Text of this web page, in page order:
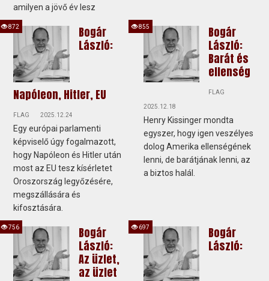
amilyen a jövő év lesz
Bogár
László:
Napóleon, Hitler, EU
FLAG 2025.12.24
Egy európai parlamenti
képviselő úgy fogalmazott,
hogy Napóleon és Hitler után
most az EU tesz kísérletet
Oroszország legyőzésére,
megszállására és
kifosztására.
872
Bogár
László:
Barát és
ellenség
FLAG
2025.12.18
Henry Kissinger mondta
egyszer, hogy igen veszélyes
dolog Amerika ellenségének
lenni, de barátjának lenni, az
a biztos halál.
855
Bogár
László:
Az üzlet,
az üzlet
756
Bogár
László:
697